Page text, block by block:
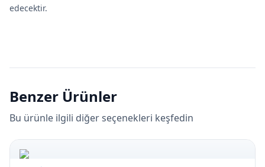
edecektir.
Benzer Ürünler
Bu ürünle ilgili diğer seçenekleri keşfedin